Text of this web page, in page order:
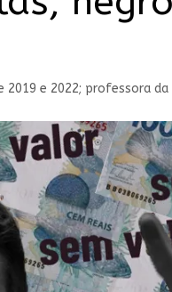
e 2022; professora da